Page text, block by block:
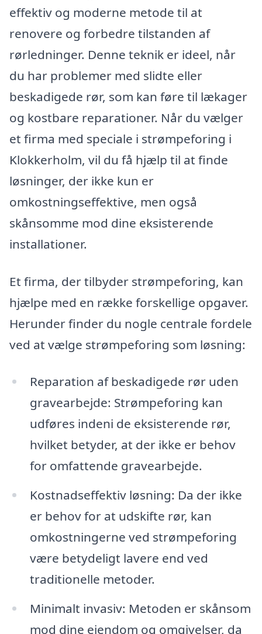
effektiv og moderne metode til at
renovere og forbedre tilstanden af
rørledninger. Denne teknik er ideel, når
du har problemer med slidte eller
beskadigede rør, som kan føre til lækager
og kostbare reparationer. Når du vælger
et firma med speciale i strømpeforing i
Klokkerholm, vil du få hjælp til at finde
løsninger, der ikke kun er
omkostningseffektive, men også
skånsomme mod dine eksisterende
installationer.
Et firma, der tilbyder strømpeforing, kan
hjælpe med en række forskellige opgaver.
Herunder finder du nogle centrale fordele
ved at vælge strømpeforing som løsning:
Reparation af beskadigede rør uden
gravearbejde: Strømpeforing kan
udføres indeni de eksisterende rør,
hvilket betyder, at der ikke er behov
for omfattende gravearbejde.
Kostnadseffektiv løsning: Da der ikke
er behov for at udskifte rør, kan
omkostningerne ved strømpeforing
være betydeligt lavere end ved
traditionelle metoder.
Minimalt invasiv: Metoden er skånsom
mod dine ejendom og omgivelser, da